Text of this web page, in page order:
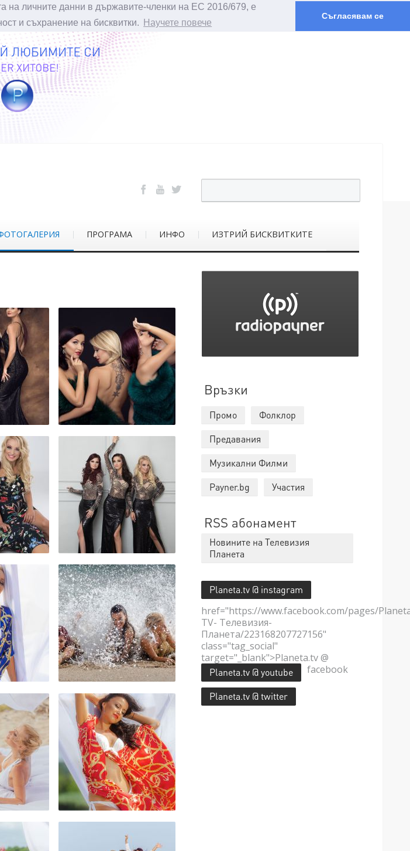
на личните данни в държавите-членки на ЕС 2016/679, е
и съхранение на бисквитки.
Научете повече
Съгласявам се
ПРОГРАМА ИНФО ИЗТРИЙ БИСКВИТКИТЕ
Връзки
Промо
Фолклор
Предавания
Музикални Филми
Payner.bg
Участия
RSS абонамент
Новините на Телевизия
Планета
Planeta.tv @ instagram
href="https://www.facebook.com/pages/
TV- Телевизия-
Планета/223168207727156"
class="tag_social"
target="_blank">Planeta.tv @
facebook
Planeta.tv @ youtube
Planeta.tv @ twitter